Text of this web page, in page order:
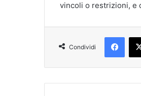
vincoli o restrizioni, e
Condividi